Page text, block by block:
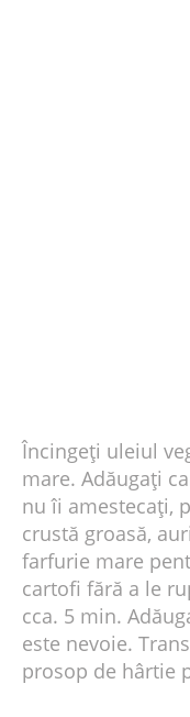
Încingeți uleiul
mare. Adăugați
nu îi amestecați,
crustă groasă,
farfurie mare
cartofi fără a le
cca. 5 min.
este nevoie.
prosop de hârtie